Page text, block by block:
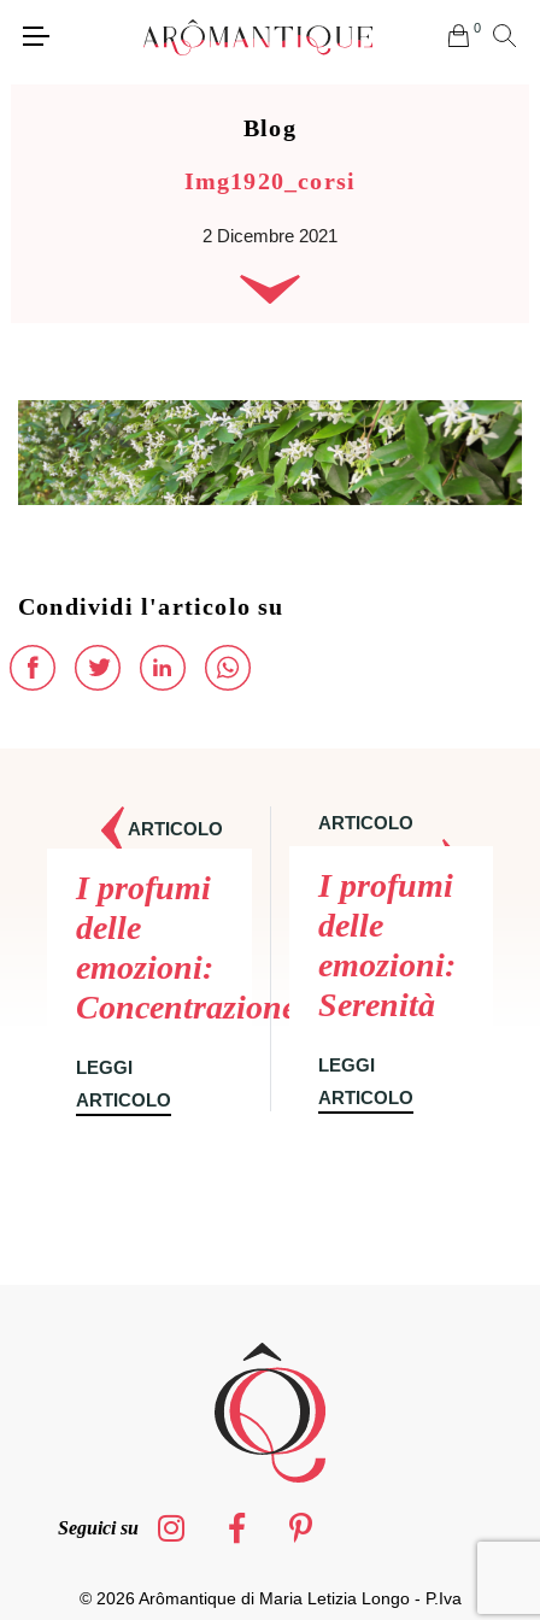
0
Blog
Img1920_corsi
2 Dicembre 2021
Condividi l'articolo su
ARTICOLO
I profumi
delle
emozioni:
Concentrazione
LEGGI
ARTICOLO
ARTICOLO
I profumi
delle
emozioni:
Serenità
LEGGI
ARTICOLO
Seguici su
© 2026 Arômantique di Maria Letizia Longo - P.Iva